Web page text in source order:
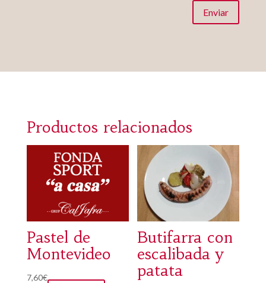
Enviar
Productos relacionados
Pastel de
Montevideo
7,60€
Butifarra con
escalibada y
patata